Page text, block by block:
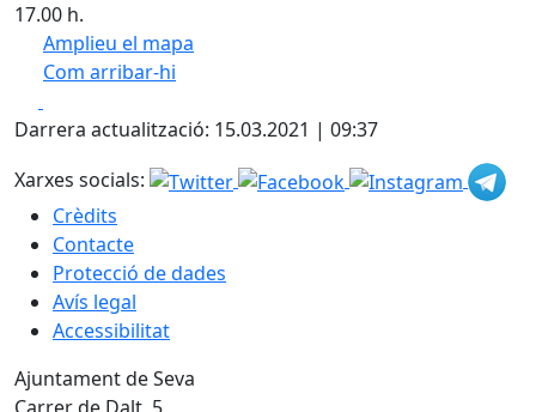
17.00 h.
Amplieu el mapa
Com arribar-hi
+
Darrera actualització: 15.03.2021 | 09:37
Xarxes socials:
Crèdits
Contacte
Protecció de dades
Avís legal
Accessibilitat
Ajuntament de Seva